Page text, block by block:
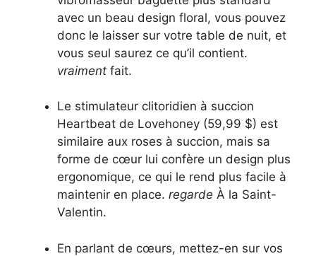
avec un beau design floral, vous pouvez
donc le laisser sur votre table de nuit, et
vous seul saurez ce qu’il contient.
vraiment fait.
Le stimulateur clitoridien à succion
Heartbeat de Lovehoney (59,99 $) est
similaire aux roses à succion, mais sa
forme de cœur lui confère un design plus
ergonomique, ce qui le rend plus facile à
maintenir en place. regarde À la Saint-
Valentin.
En parlant de cœurs, mettez-en sur vos